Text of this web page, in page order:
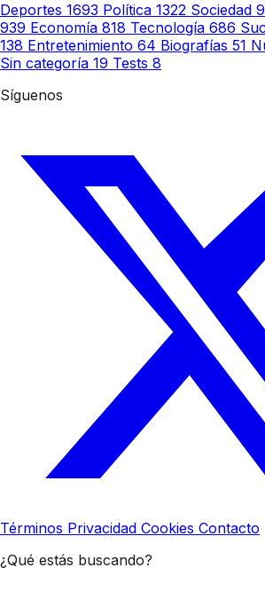
Deportes 1693 Política 1322 Sociedad
939 Economía 818 Tecnología 686
138 Entretenimiento 64 Biografías 51
Sin categoría 19 Tests 8
Síguenos
Términos Privacidad Cookies Contacto
¿Qué estás buscando?